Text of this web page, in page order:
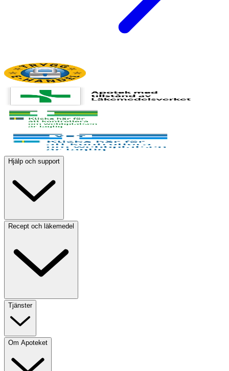
Hjälp och support
Recept och läkemedel
Tjänster
Om Apoteket